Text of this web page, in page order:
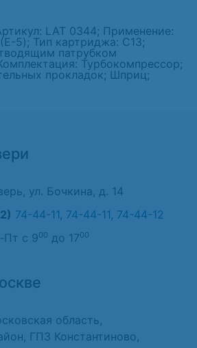
LAT 0344; Применение:
5); Тип картриджа: С13;
патрубком
Турбокомпрессор;
прокладок; Шприц;
ул. Бочкина, д. 14
74-44-11, 74-44-11, 74-44-12
Пт с 900 до 1700
область,
ГПЗ Константиново,